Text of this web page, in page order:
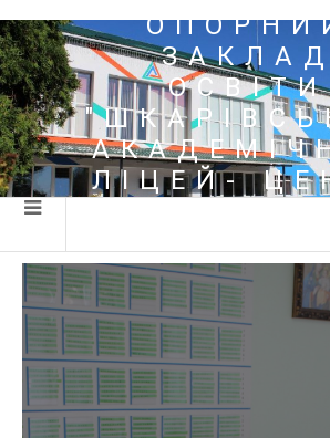
ЗАКЛАД
ОСВІТИ
ЛІЦЕЙ-